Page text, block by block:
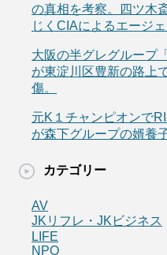
の真相を考察。四ツ木
じくCIAによるエージ
大阪の半グレグループ
が東淀川区豊新の路上
傷。
元K１チャンピオンで
が森下グループの婿養
カテゴリー
AV
JKリフレ・JKビジネス
LIFE
NPO